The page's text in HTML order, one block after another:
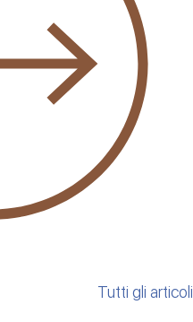
Tutti gli articoli